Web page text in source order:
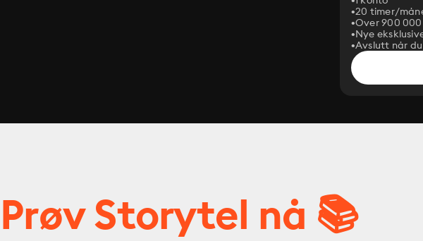
20 timer/
Over 900
Nye
Avslutt når
Prøv Storytel nå 📚